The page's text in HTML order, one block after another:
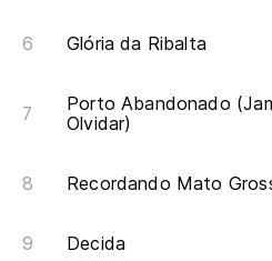
Glória da Ribalta
Porto Abandonado
Olvidar)
Recordando Mato
Decida